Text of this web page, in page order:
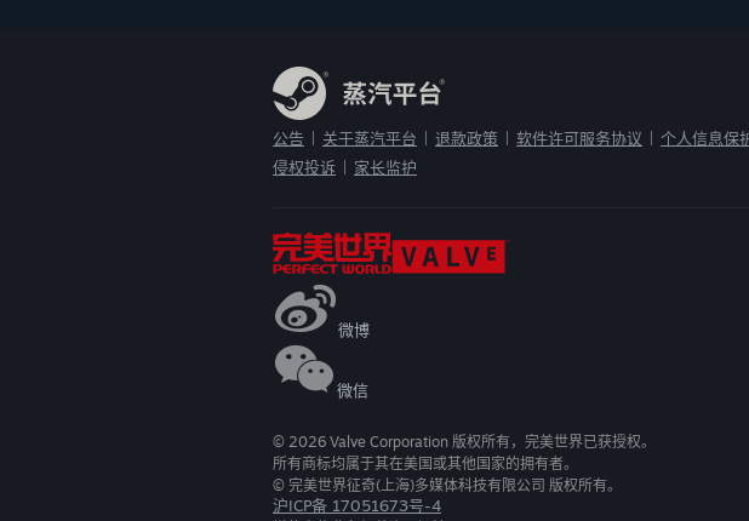
公告 关于蒸汽平台 退款政策 软件许可服务协议 个人信息保
侵权投诉
家长监护
微博
微信
© 2026 Valve Corporation 版权所有，完美世界已获授权。
所有商标均属于其在美国或其他国家的拥有者。
© 完美世界征奇(上海)多媒体科技有限公司 版权所有。
沪ICP备 17051673号-4